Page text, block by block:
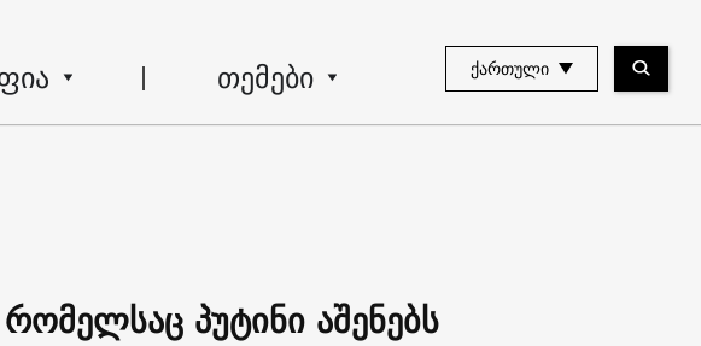
თემები ᲥᲐᲠᲗᲣᲚᲘ
პუტინი აშენებს